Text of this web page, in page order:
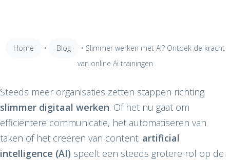
Home • Blog • Slimmer werken met AI? Ontdek de kracht
van online Ai trainingen
Steeds meer organisaties zetten stappen richting
slimmer digitaal werken. Of het nu gaat om
efficiëntere communicatie, het automatiseren van
taken of het creëren van content: artificial
intelligence (AI) speelt een steeds grotere rol op de